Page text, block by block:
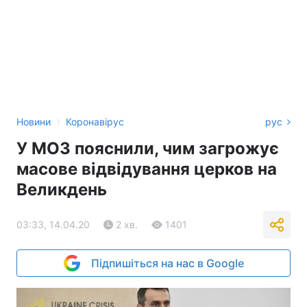
Новини › Коронавірус рус
У МОЗ пояснили, чим загрожує
масове відвідування церков на
Великдень
03:33, 14.04.20 2 хв. 1401
Підпишіться на нас в Google